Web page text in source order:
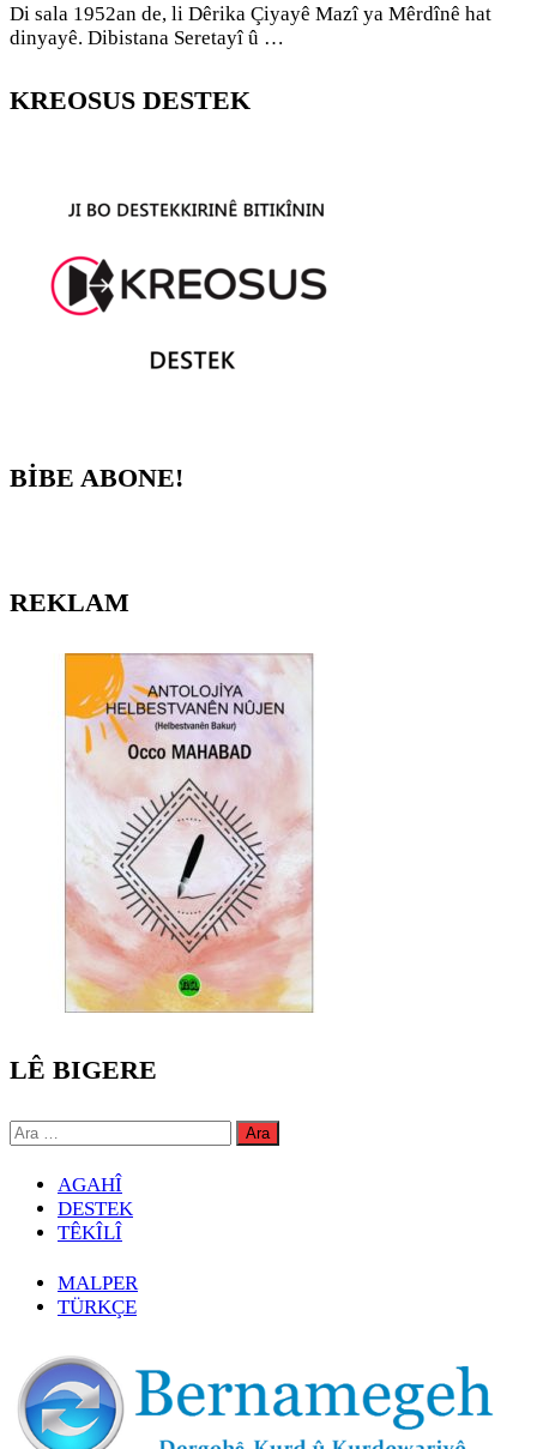
Di sala 1952an de, li Dêrika Çiyayê Mazî ya Mêrdînê hat
dinyayê. Dibistana Seretayî û …
KREOSUS DESTEK
BİBE ABONE!
REKLAM
LÊ BIGERE
Arama:
AGAHÎ
DESTEK
TÊKÎLÎ
MALPER
TÜRKÇE